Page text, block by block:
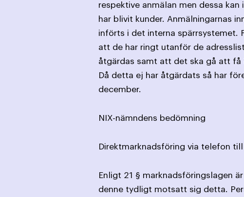
respektive anmälan men dessa
har blivit kunder. Anmälningarnas
införts i det interna spärrsystemet.
att de har ringt utanför de
åtgärdas samt att det ska gå att få
Då detta ej har åtgärdats så har
december.
NIX-nämndens bedömning
Direktmarknadsföring via telefon
Enligt 21 § marknadsföringslagen
denne tydligt motsatt sig detta.